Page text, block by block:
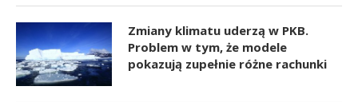
Zmiany klimatu uderzą w PKB.
Problem w tym, że modele
pokazują zupełnie różne rachunki